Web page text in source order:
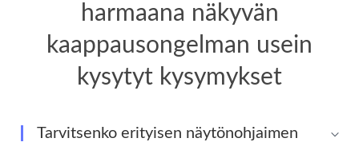
harmaana näkyvän
kaappausongelman usein
kysytyt kysymykset
Tarvitsenko erityisen näytönohjaimen